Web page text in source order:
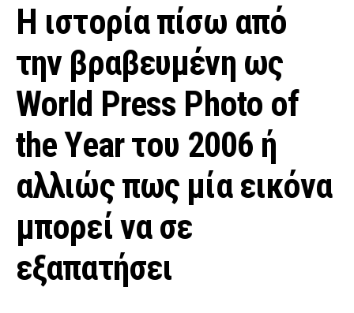
Η ιστορία πίσω από
την βραβευμένη ως
World Press Photo of
the Year του 2006 ή
αλλιώς πως μία εικόνα
μπορεί να σε
εξαπατήσει